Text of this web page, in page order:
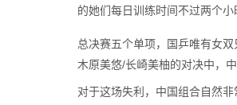
的她们每日训练时间不过两个
总决赛五个单项，国乒唯有女
木原美悠/长崎美柚的对决中，
对于这场失利，中国组合自然